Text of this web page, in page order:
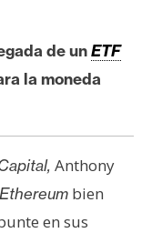
de unETF
la moneda
Anthony
Ethereum bien
en sus